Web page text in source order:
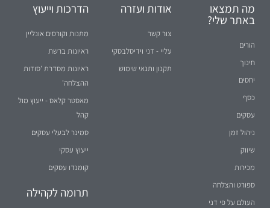
מה תמצאו
באתר שלי?
הורים
חינוך
יחסים
כסף
עסקים
ניהול זמן
שיווק
מכירות
ספורט והצלחה
העולם על פי דני
אודות ועזרה
צור קשר
עליי - דני וידיסלבסקי
תקנון ותנאי שימוש
הדרכות וייעוץ
מתנות וקורסים אונליין
ראיונות ברשת
ראיונות מסדרת 'סודות
ההצלחה'
מאסטר קלאס - ייעוץ מול
קהל
סמינר לבעלי עסקים
ייעוץ עסקי
קומנדו עסקים
תרומה לקהילה